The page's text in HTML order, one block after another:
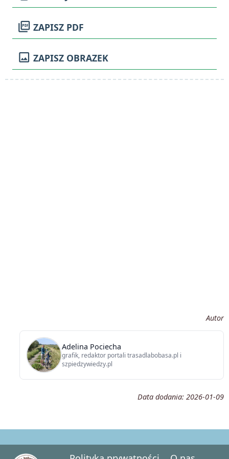
picture_as_pdf ZAPISZ PDF
image ZAPISZ OBRAZEK
Autor
Adelina Pociecha
grafik, redaktor portali trasadlabobasa.pl i
szpiedzywiedzy.pl
Data dodania: 2026-01-09